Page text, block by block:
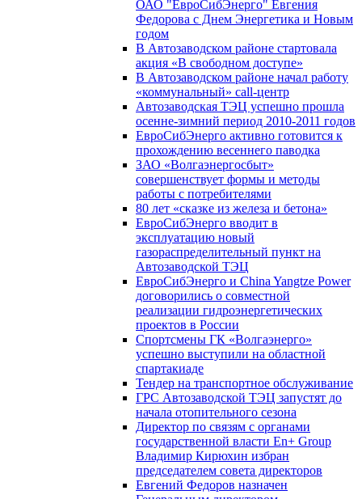
ОАО "ЕвроСибЭнерго" Евгения
Федорова с Днем Энергетика и Новым
годом
В Автозаводском районе стартовала
акция «В свободном доступе»
В Автозаводском районе начал работу
«коммунальный» call-центр
Автозаводская ТЭЦ успешно прошла
осенне-зимний период 2010-2011 годов
ЕвроСибЭнерго активно готовится к
прохождению весеннего паводка
ЗАО «Волгаэнергосбыт»
совершенствует формы и методы
работы с потребителями
80 лет «сказке из железа и бетона»
ЕвроСибЭнерго вводит в
эксплуатацию новый
газораспределительный пункт на
Автозаводской ТЭЦ
ЕвроСибЭнерго и China Yangtze Power
договорились о совместной
реализации гидроэнергетических
проектов в России
Спортсмены ГК «Волгаэнерго»
успешно выступили на областной
спартакиаде
Тендер на транспортное обслуживание
ГРС Автозаводской ТЭЦ запустят до
начала отопительного сезона
Директор по связям с органами
государственной власти En+ Group
Владимир Кирюхин избран
председателем совета директоров
Евгений Федоров назначен